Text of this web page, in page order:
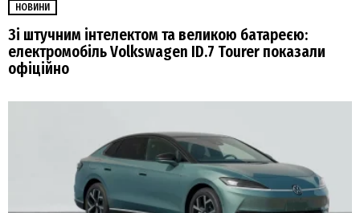
НОВИНИ
Зі штучним інтелектом та великою батареєю:
електромобіль Volkswagen ID.7 Tourer показали
офіційно